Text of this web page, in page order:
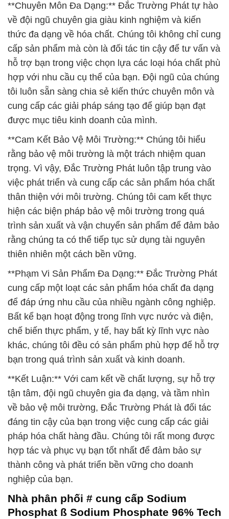
**Chuyên Môn Đa Dạng:** Đắc Trường Phát tự hào
về đội ngũ chuyên gia giàu kinh nghiệm và kiến
thức đa dạng về hóa chất. Chúng tôi không chỉ cung
cấp sản phẩm mà còn là đối tác tin cậy để tư vấn và
hỗ trợ bạn trong việc chọn lựa các loại hóa chất phù
hợp với nhu cầu cụ thể của bạn. Đội ngũ của chúng
tôi luôn sẵn sàng chia sẻ kiến thức chuyên môn và
cung cấp các giải pháp sáng tạo để giúp bạn đạt
được mục tiêu kinh doanh của mình.
**Cam Kết Bảo Vệ Môi Trường:** Chúng tôi hiểu
rằng bảo vệ môi trường là một trách nhiệm quan
trọng. Vì vậy, Đắc Trường Phát luôn tập trung vào
việc phát triển và cung cấp các sản phẩm hóa chất
thân thiện với môi trường. Chúng tôi cam kết thực
hiện các biện pháp bảo vệ môi trường trong quá
trình sản xuất và vận chuyển sản phẩm để đảm bảo
rằng chúng ta có thể tiếp tục sử dụng tài nguyên
thiên nhiên một cách bền vững.
**Phạm Vi Sản Phẩm Đa Dạng:** Đắc Trường Phát
cung cấp một loạt các sản phẩm hóa chất đa dạng
để đáp ứng nhu cầu của nhiều ngành công nghiệp.
Bất kể bạn hoạt động trong lĩnh vực nước và điện,
chế biến thực phẩm, y tế, hay bất kỳ lĩnh vực nào
khác, chúng tôi đều có sản phẩm phù hợp để hỗ trợ
bạn trong quá trình sản xuất và kinh doanh.
**Kết Luận:** Với cam kết về chất lượng, sự hỗ trợ
tận tâm, đội ngũ chuyên gia đa dạng, và tầm nhìn
về bảo vệ môi trường, Đắc Trường Phát là đối tác
đáng tin cậy của bạn trong việc cung cấp các giải
pháp hóa chất hàng đầu. Chúng tôi rất mong được
hợp tác và phục vụ bạn tốt nhất để đảm bảo sự
thành công và phát triển bền vững cho doanh
nghiệp của bạn.
Nhà phân phối # cung cấp Sodium
Phosphat ß Sodium Phosphate 96% Tech